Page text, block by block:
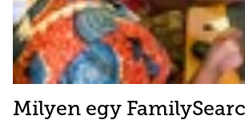
Milyen egy